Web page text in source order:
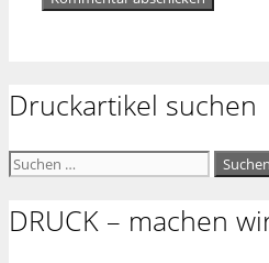
Druckartikel suchen
Suchen
DRUCK – machen